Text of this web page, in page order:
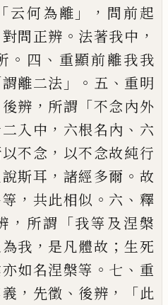
云何為離 」， 問前起
對問正辨 。 法著我中 ，
。 四 、 重顯前離我我
謂離二法 」。 五 、 重明
後辨 ， 所謂 「不念內外
入中 ， 六根名內 、 六
不念 ， 以不念故純行
說斯耳 ， 諸經多爾 。 故
， 共此相似 。 六 、 釋
， 所謂 「我等及涅槃
我 ， 是凡體故 ； 生死
如名涅槃等 。 七 、 重
， 先徵 、 後辨 ，「此